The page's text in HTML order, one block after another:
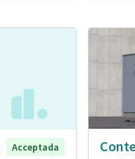
Acceptada